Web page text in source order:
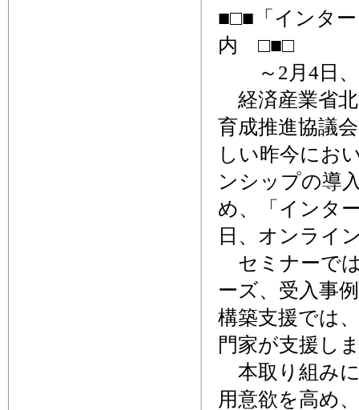
■□■「インタ
内 □■□
～2月4日、
経済産業省北
育成推進協議
しい昨今にお
ンシップの導
め、「インタ
日、オンライ
セミナーで
ーズ、受入事
構築支援では
門家が支援し
本取り組み
用意欲を高め